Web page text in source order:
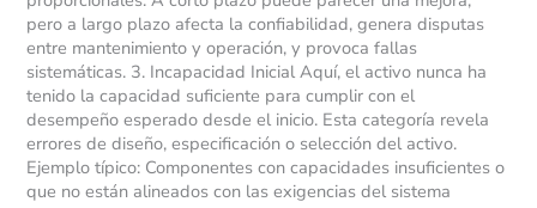
pero a largo plazo afecta la confiabilidad, genera disputas
entre mantenimiento y operación, y provoca fallas
sistemáticas. 3. Incapacidad Inicial Aquí, el activo nunca ha
tenido la capacidad suficiente para cumplir con el
desempeño esperado desde el inicio. Esta categoría revela
errores de diseño, especificación o selección del activo.
Ejemplo típico: Componentes con capacidades insuficientes o
que no están alineados con las exigencias del sistema